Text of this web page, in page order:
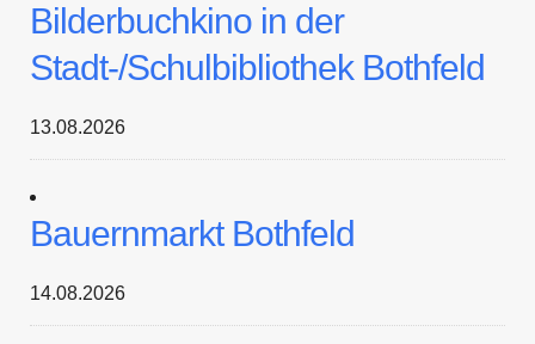
Bilderbuchkino in der
Stadt-/Schulbibliothek Bothfeld
13.08.2026
Bauernmarkt Bothfeld
14.08.2026